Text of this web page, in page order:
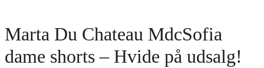
Have
for
Hvidgrå
Melange
Marta Du Chateau MdcSofia
dame shorts – Hvide på udsalg!